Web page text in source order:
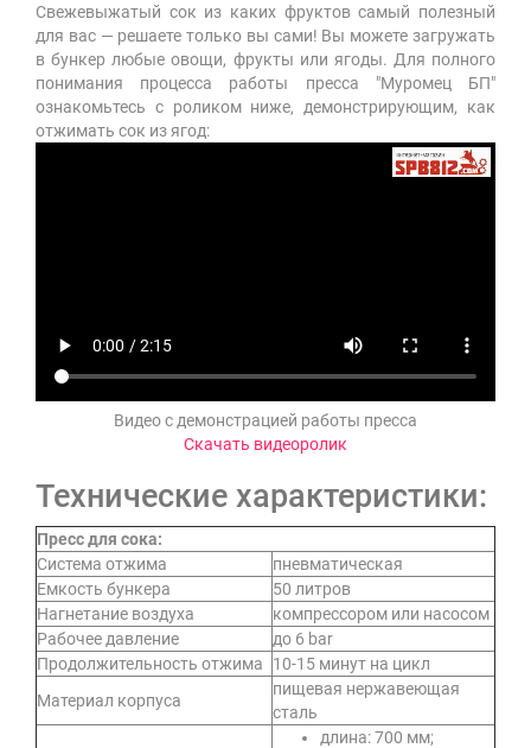
Свежевыжатый сок из каких фруктов самый полезный
для вас — решаете только вы сами! Вы можете загружать
в бункер любые овощи, фрукты или ягоды. Для полного
понимания процесса работы пресса "Муромец БП"
ознакомьтесь с роликом ниже, демонстрирующим, как
отжимать сок из ягод:
Видео с демонстрацией работы пресса
Скачать видеоролик
Технические характеристики:
Пресс для сока:
Система отжима
пневматическая
Емкость бункера
50 литров
Нагнетание воздуха
компрессором или насосом
Рабочее давление
до 6 bar
Продолжительность отжима
10-15 минут на цикл
Материал корпуса
пищевая нержавеющая
сталь
длина: 700 мм;